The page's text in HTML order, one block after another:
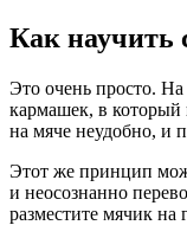
Как научить
Это очень просто.
кармашек, в
на мяче неудобно, и
Этот же принцип
и неосознанно
разместите мячик на